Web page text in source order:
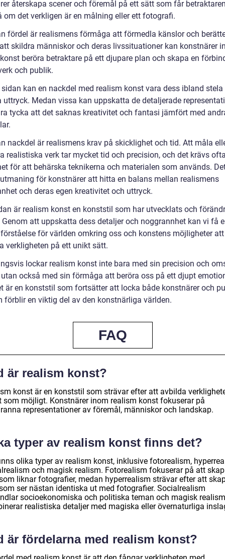
återskapa scener och föremål på ett sätt som får
om det verkligen är en målning eller ett fotografi.
fördel är realismens förmåga att förmedla känslor och
skildra människor och deras livssituationer kan konstnärer
beröra betraktare på ett djupare plan och skapa en
och publik.
kan en nackdel med realism konst vara dess ibland stela
uttryck. Medan vissa kan uppskatta de detaljerade
tycka att det saknas kreativitet och fantasi jämfört med
nackdel är realismens krav på skicklighet och tid. Att måla
realistiska verk tar mycket tid och precision, och det krävs
för att behärska teknikerna och materialen som används.
för konstnärer att hitta en balans mellan realismens
och deras egen kreativitet och uttryck.
är realism konst en konststil som har utvecklats och
Genom att uppskatta dess detaljer och noggrannhet kan vi få
för världen omkring oss och konstens möjligheter att
verkligheten på ett unikt sätt.
lockar realism konst inte bara med sin precision och
utan också med sin förmåga att beröra oss på ett djupt
är en konststil som fortsätter att locka både konstnärer och
förblir en viktig del av den konstnärliga världen.
FAQ
är realism konst?
konst är en konststil som strävar efter att avbilda
som möjligt. Konstnärer inom realism konst fokuserar på
representationer av föremål, människor och landskap.
typer av realism konst finns det?
olika typer av realism konst, inklusive fotorealism,
och magisk realism. Fotorealism fokuserar på att
liknar fotografier, medan hyperrealism strävar efter att
ser nästan identiska ut med fotografier. Socialrealism
socioekonomiska och politiska teman och magisk realism
realistiska detaljer med magiska eller övernaturliga
är fördelarna med realism konst?